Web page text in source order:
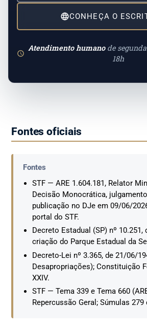
CONHEÇA O
Atendimento humanode
18h
Fontes oficiais
Fontes
STF — ARE 1.604.181, Relator
Decisão Monocrática,
publicação no DJe em 09/06/
portal do STF.
Decreto Estadual (SP) nº
criação do Parque Estadual da
Decreto-Lei nº 3.365, de 21/06/
Desapropriações); Constituição
XXIV.
STF — Tema 339 e Tema 660
Repercussão Geral; Súmulas 279